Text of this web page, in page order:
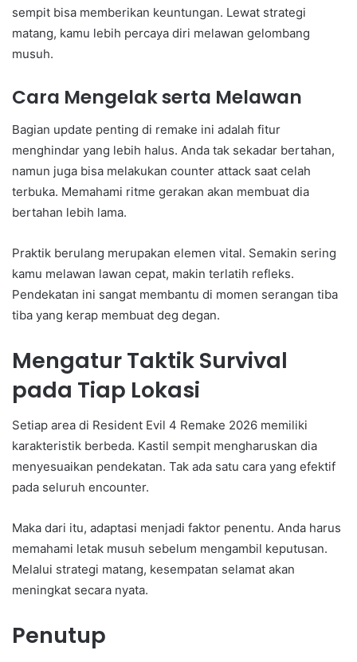
sempit bisa memberikan keuntungan. Lewat strategi
matang, kamu lebih percaya diri melawan gelombang
musuh.
Cara Mengelak serta Melawan
Bagian update penting di remake ini adalah fitur
menghindar yang lebih halus. Anda tak sekadar bertahan,
namun juga bisa melakukan counter attack saat celah
terbuka. Memahami ritme gerakan akan membuat dia
bertahan lebih lama.
Praktik berulang merupakan elemen vital. Semakin sering
kamu melawan lawan cepat, makin terlatih refleks.
Pendekatan ini sangat membantu di momen serangan tiba
tiba yang kerap membuat deg degan.
Mengatur Taktik Survival
pada Tiap Lokasi
Setiap area di Resident Evil 4 Remake 2026 memiliki
karakteristik berbeda. Kastil sempit mengharuskan dia
menyesuaikan pendekatan. Tak ada satu cara yang efektif
pada seluruh encounter.
Maka dari itu, adaptasi menjadi faktor penentu. Anda harus
memahami letak musuh sebelum mengambil keputusan.
Melalui strategi matang, kesempatan selamat akan
meningkat secara nyata.
Penutup